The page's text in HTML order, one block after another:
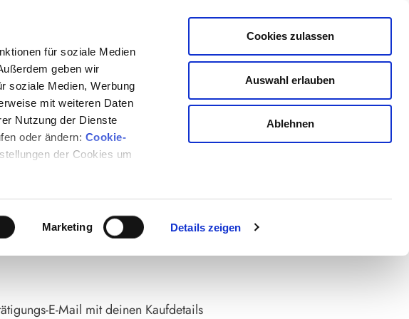
für soziale Medien
geben wir
soziale Medien, Werbung
mit weiteren Daten
Nutzung der Dienste
oder ändern: Cookie-
der Cookies um
Marketing Details zeigen
Cookies zulassen
Auswahl erlauben
Ablehnen
"Zurück". Durch Klicken auf
Bestellung kommen.
Step 3: Werde zum Experten
VIDEO AN,
BESTÄTIGT
E-Mail mit deinen Kaufdetails